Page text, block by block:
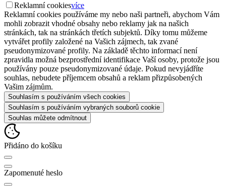
Reklamní cookiesvíce
Reklamní cookies používáme my nebo naši partneři, abychom Vám
mohli zobrazit vhodné obsahy nebo reklamy jak na našich
stránkách, tak na stránkách třetích subjektů. Díky tomu můžeme
vytvářet profily založené na Vašich zájmech, tak zvané
pseudonymizované profily. Na základě těchto informací není
zpravidla možná bezprostřední identifikace Vaší osoby, protože jsou
používány pouze pseudonymizované údaje. Pokud nevyjádříte
souhlas, nebudete příjemcem obsahů a reklam přizpůsobených
Vašim zájmům.
Souhlasím s používáním všech cookies
Souhlasím s používáním vybraných souborů cookie
Souhlas můžete odmítnout
Přidáno do košíku
Zapomenuté heslo